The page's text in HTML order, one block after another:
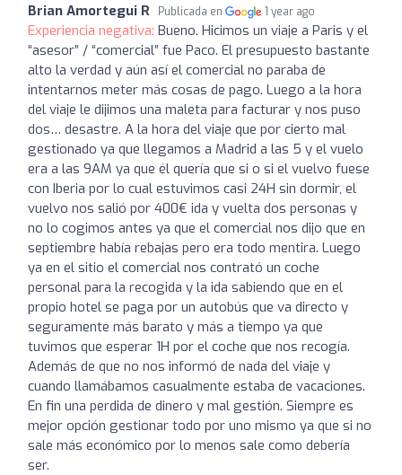
Brian Amortegui R Publicada en 1 year ago
Experiencia negativa: Bueno. Hicimos un viaje a Paris y el
“asesor” / “comercial” fue Paco. El presupuesto bastante
alto la verdad y aún así el comercial no paraba de
intentarnos meter más cosas de pago. Luego a la hora
del viaje le dijimos una maleta para facturar y nos puso
dos… desastre. A la hora del viaje que por cierto mal
gestionado ya que llegamos a Madrid a las 5 y el vuelo
era a las 9AM ya que él quería que si o si el vuelvo fuese
con Iberia por lo cual estuvimos casi 24H sin dormir, el
vuelvo nos salió por 400€ ida y vuelta dos personas y
no lo cogimos antes ya que el comercial nos dijo que en
septiembre había rebajas pero era todo mentira. Luego
ya en el sitio el comercial nos contrató un coche
personal para la recogida y la ida sabiendo que en el
propio hotel se paga por un autobús que va directo y
seguramente más barato y más a tiempo ya que
tuvimos que esperar 1H por el coche que nos recogía.
Además de que no nos informó de nada del viaje y
cuando llamábamos casualmente estaba de vacaciones.
En fin una perdida de dinero y mal gestión. Siempre es
mejor opción gestionar todo por uno mismo ya que si no
sale más económico por lo menos sale como debería
ser.